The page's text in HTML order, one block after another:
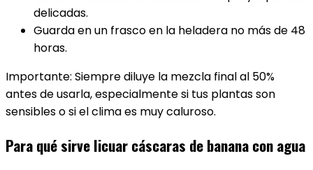
delicadas.
Guarda en un frasco en la heladera no más de 48
horas.
Importante: Siempre diluye la mezcla final al 50%
antes de usarla, especialmente si tus plantas son
sensibles o si el clima es muy caluroso.
Para qué sirve licuar cáscaras de banana con agua